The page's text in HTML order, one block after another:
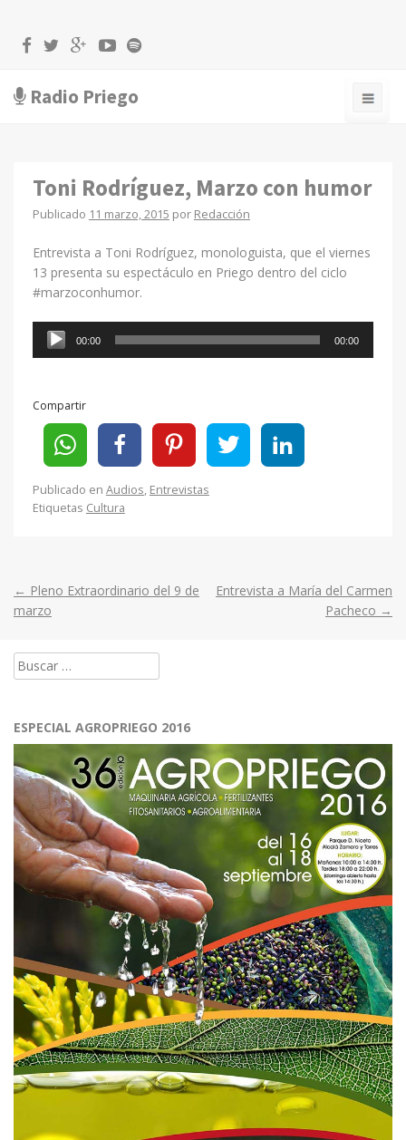
Radio Priego
Toni Rodríguez, Marzo con humor
Publicado 11 marzo, 2015 por Redacción
Entrevista a Toni Rodríguez, monologuista, que el viernes
13 presenta su espectáculo en Priego dentro del ciclo
#marzoconhumor.
Reproductor
00:00 00:00
Compartir
Publicado en Audios, Entrevistas
Etiquetas Cultura
Post
← Pleno Extraordinario del 9 de
marzo
Entrevista a María del Carmen
Pacheco →
Buscar:
ESPECIAL AGROPRIEGO 2016